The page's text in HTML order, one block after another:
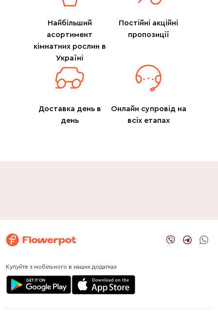
Найбільший
асортимент
кімнатних рослин в
Україні
Постійні акційні
пропозиції
Доставка день в
день
Онлайн супровід на
всіх етапах
Купуйте з мобільного в наших додатках